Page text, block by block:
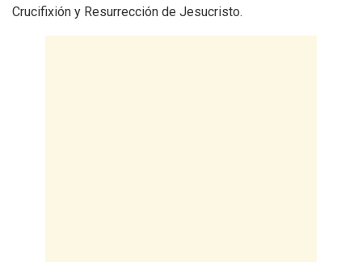
Crucifixión y Resurrección de Jesucristo.